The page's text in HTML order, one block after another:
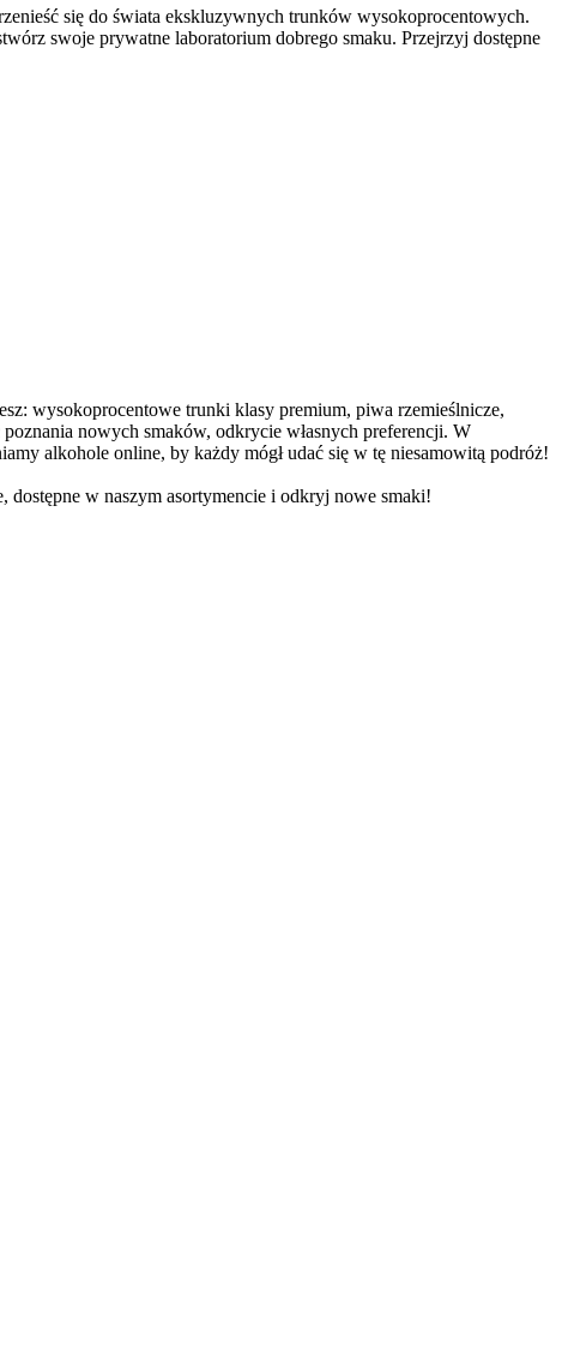
się do świata ekskluzywnych trunków wysokoprocentowych.
swoje prywatne laboratorium dobrego smaku. Przejrzyj dostępne
wysokoprocentowe trunki klasy premium, piwa rzemieślnicze,
nowych smaków, odkrycie własnych preferencji. W
alkohole online, by każdy mógł udać się w tę niesamowitą podróż!
w naszym asortymencie i odkryj nowe smaki!